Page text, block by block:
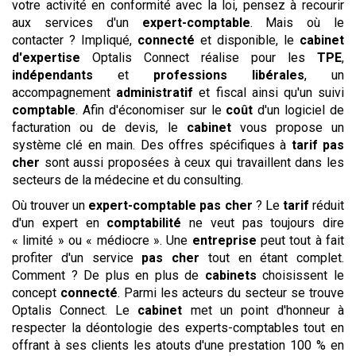
votre activité en conformité avec la loi, pensez à recourir
aux services d'un expert-comptable. Mais où le
contacter ? Impliqué, connecté et disponible, le cabinet
d'expertise Optalis Connect réalise pour les TPE,
indépendants et professions libérales, un
accompagnement administratif et fiscal ainsi qu'un suivi
comptable. Afin d'économiser sur le coût d'un logiciel de
facturation ou de devis, le cabinetvous propose un
système clé en main. Des offres spécifiques à tarif pas
cher sont aussi proposées à ceux qui travaillent dans les
secteurs de la médecine et du consulting.
Où trouver un expert-comptable pas cher ? Le tarif réduit
d'un expert en comptabilité ne veut pas toujours dire
« limité » ou « médiocre ». Une entreprise peut tout à fait
profiter d'un service pas cher tout en étant complet.
Comment ? De plus en plus de cabinets choisissent le
concept connecté. Parmi les acteurs du secteur se trouve
Optalis Connect. Le cabinet met un point d'honneur à
respecter la déontologie des experts-comptables tout en
offrant à ses clients les atouts d'une prestation 100 % en